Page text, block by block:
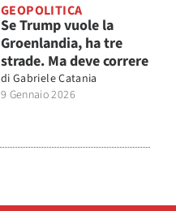
GEOPOLITICA
Se Trump vuole la
Groenlandia, ha tre
strade. Ma deve correre
di Gabriele Catania
9 Gennaio 2026